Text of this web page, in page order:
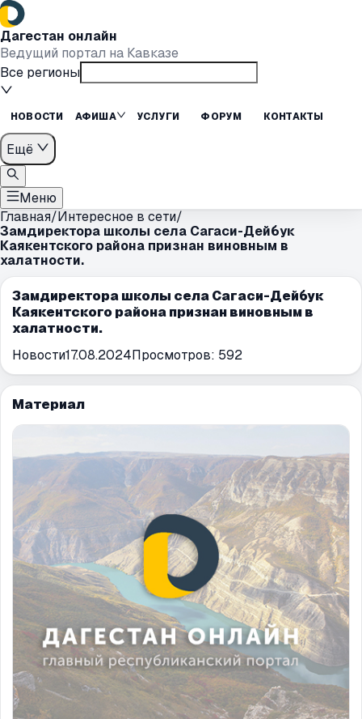
Дагестан онлайн
Ведущий портал на Кавказе
Все регионы
НОВОСТИ АФИША УСЛУГИ ФОРУМ КОНТАКТЫ
Ещё
Меню
Главная/Интересное в сети/
Замдиректора школы села Сагаси-Дейбук
Каякентского района признан виновным в
халатности.
Замдиректора школы села Сагаси-Дейбук
Каякентского района признан виновным в
халатности.
Новости17.08.2024Просмотров: 592
Материал